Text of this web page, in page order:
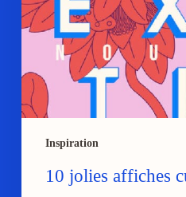
Inspiration
10 jolies affiches